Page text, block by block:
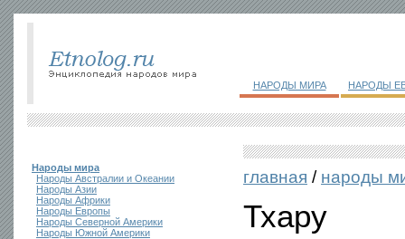
НАРОДЫ МИРА НАРОДЫ
Народы мира
Народы Австралии и Океании
Народы Азии
Народы Африки
Народы Европы
Народы Северной Америки
Народы Южной Америки
главная / народы
Тхару